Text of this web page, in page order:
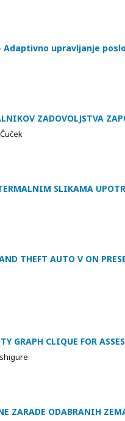
upravljanje
ZADOVOLJSTVA
SLIKAMA
THEFT AUTO V ON
GRAPH CLIQUE FOR
ZARADE ODABRANIH